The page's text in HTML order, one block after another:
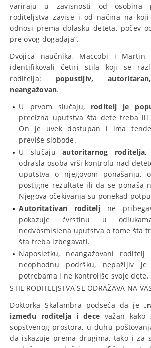
variraju u zavisnosti od osobina
roditeljstva zavise i od načina na
odnosi prema dolasku deteta, počev
pre ovog događaja”.
Dvojica naučnika, Maccobi i
identifikovali četiri stila koji se
roditelja: popustljiv,
neangažovan.
U prvom slučaju, roditelj je
precizna uputstva šta dete treba
On je uvek dostupan i ima
previše slobode.
U slučajuautoritarnog roditelja,
odrasla osoba vrši kontrolu nad
uputstva o njegovom ponašanju,
postigne rezultate ili da se ponaša
Njegova očekivanja su ponekad
Autoritativan roditeljne
pokazuje čvrstinu u
nedvosmislena uputstva o tome šta
šta treba izbegavati.
Naposletku, neangažovani
neophodnu podršku, nepažljiv je
potrebama i ne kontroliše svoje dete.
STIL RODITELJSTVA SE ODRAŽAVA NA
Doktorka Skalambra podseća da je „
između roditelja i dece važan kako
sopstvenog prostora, u duhu
da iskazuje prema drugima, tako i za